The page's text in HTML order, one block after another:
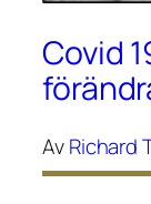
Covid
AvRichard